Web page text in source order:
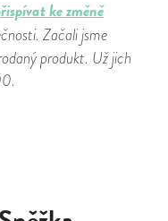
ke změně
Začali jsme
produkt. Už jich